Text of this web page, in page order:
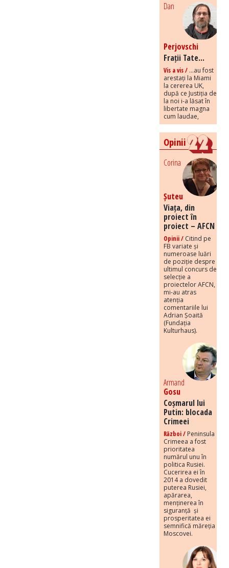
Dan
Perjovschi
Frații Tate...
Vis a vis / ...au fost
arestați la Miami
la cererea UK,
după ce Justiția de
la noi i-a lăsat în
libertate magna
cum laudae,
Opinii
Corina
Șuteu
Viața, din
proiect în
proiect – AFCN
Opinii / Citind pe
FB variate și
numeroase luări
de poziție despre
ultimul concurs de
selecție a
proiectelor AFCN,
mi-au atras
atenția
comentariile lui
Adrian Șoaită
(Fundația
Kulturhaus).
Armand
Gosu
Coșmarul lui
Putin: blocada
Crimeei
Război / Peninsula
Crimeea a fost
prioritatea
numărul unu în
politica Rusiei.
Cucerirea ei în
2014 a dovedit
puterea Rusiei,
apărarea,
menținerea în
siguranță și
prosperitatea ei
semnifică măreția
Moscovei.